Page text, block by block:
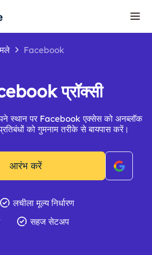
Facebook
प्रॉक्सी
स्थान पर Facebook एक्सेस को अनब्लॉक
को गुमनाम तरीके से बायपास करें।
आरंभ करें
लचीला मूल्य निर्धारण
सहज सेटअप